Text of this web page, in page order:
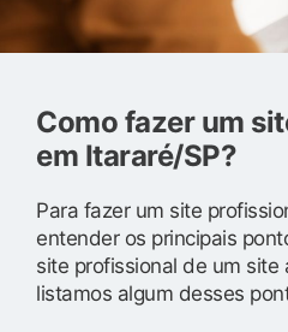
Como fazer um
em Itararé/SP?
Para fazer um site
entender os principais
site profissional de um site
listamos algum desses